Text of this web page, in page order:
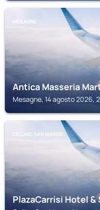
MESAGNE
Antica Masseria
Mesagne, 14 agosto 2026,
CELLINO SAN MARCO
PlazaCarrisi Hotel &